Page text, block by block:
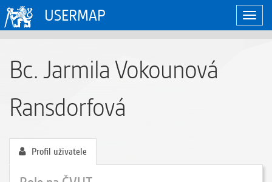
USERMAP
Bc. Jarmila Vokounová
Ransdorfová
Profil uživatele